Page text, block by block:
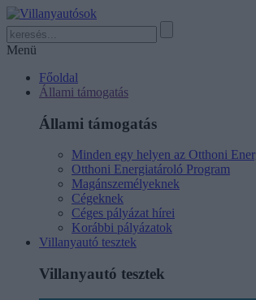
Menü
Főoldal
Állami támogatás
Állami támogatás
Minden egy helyen az Otthoni
Otthoni Energiatároló Program
Magánszemélyeknek
Cégeknek
Céges pályázat hírei
Korábbi pályázatok
Villanyautó tesztek
Villanyautó tesztek